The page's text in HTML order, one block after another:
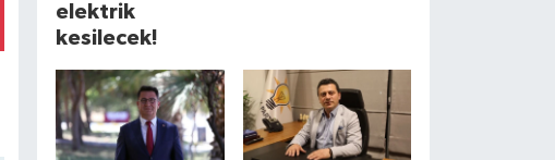
elektrik
kesilecek!